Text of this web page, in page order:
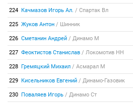
224 Качмазов Игорь Ал. / Спартак Вл
225 Жуков Антон / Шинник
226 Сметанин Андрей / Динамо М
227 Феоктистов Станислав / Локомотив НН
228 Гремяцкий Михаил / Асмарал М
229 Кисельников Евгений / Динамо-Газовик
230 Поваляев Игорь / Динамо Ст